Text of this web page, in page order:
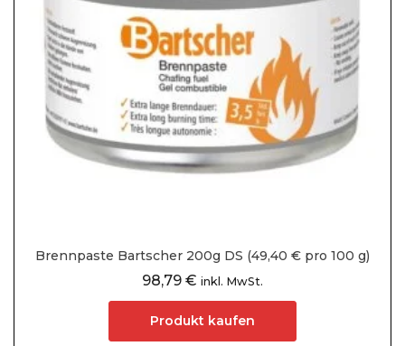
Brennpaste Bartscher 200g DS (49,40 € pro 100 g)
98,79 € inkl. MwSt.
Produkt kaufen